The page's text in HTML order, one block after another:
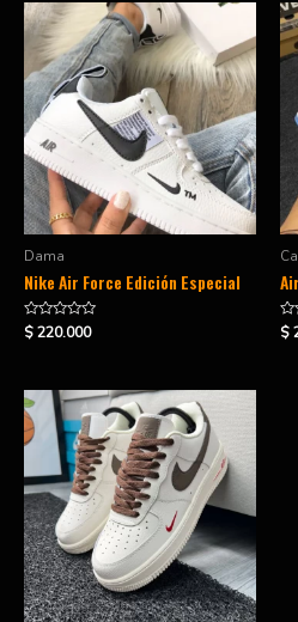
Dama
Nike Air Force Edición Especial
Valorado
en
$220.000
en
$